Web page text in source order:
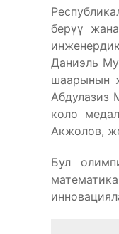
берүү
Даниэль
шаарынын
Абдулазиз
коло
Акжолов,
Бул